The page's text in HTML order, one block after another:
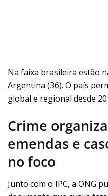
Na faixa brasileira estão
Argentina (36). O país
global e regional desde
Crime
emendas e
no foco
Junto com o IPC, a ONG